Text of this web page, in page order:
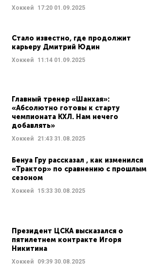
Хоккей 17:20 01.09.2025
Стало известно, где продолжит
карьеру Дмитрий Юдин
Хоккей 11:14 01.09.2025
Главный тренер «Шанхая»:
«Абсолютно готовы к старту
чемпионата КХЛ. Нам нечего
добавлять»
Хоккей 21:43 31.08.2025
Бенуа Гру рассказал , как изменился
«Трактор» по сравнению с прошлым
сезоном
Хоккей 15:33 30.08.2025
Президент ЦСКА высказался о
пятилетнем контракте Игоря
Никитина
Хоккей 09:39 30.08.2025